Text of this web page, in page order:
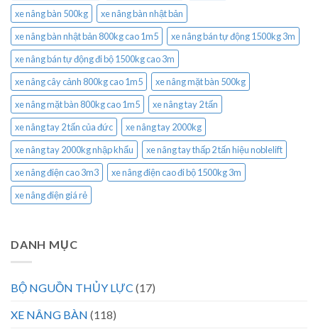
xe nâng bàn 500kg
xe nâng bàn nhật bản
xe nâng bàn nhật bản 800kg cao 1m5
xe nâng bán tự động 1500kg 3m
xe nâng bán tự động đi bộ 1500kg cao 3m
xe nâng cây cảnh 800kg cao 1m5
xe nâng mặt bàn 500kg
xe nâng mặt bàn 800kg cao 1m5
xe nâng tay 2 tấn
xe nâng tay 2 tấn của đức
xe nâng tay 2000kg
xe nâng tay 2000kg nhập khẩu
xe nâng tay thấp 2 tấn hiệu noblelift
xe nâng điện cao 3m3
xe nâng điện cao đi bộ 1500kg 3m
xe nâng điện giá rẻ
DANH MỤC
BỘ NGUỒN THỦY LỰC (17)
XE NÂNG BÀN (118)